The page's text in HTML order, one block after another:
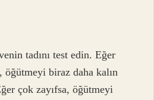
tadını test edin. Eğer
öğütmeyi biraz daha kalın
çok zayıfsa, öğütmeyi